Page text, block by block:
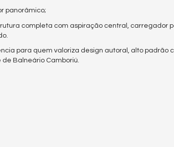
panorâmico;
completa com aspiração central, carregador
para quem valoriza design autoral, alto padrão
de Balneário Camboriú.